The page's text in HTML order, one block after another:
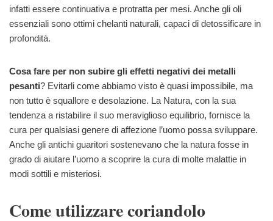
infatti essere continuativa e protratta per mesi. Anche gli oli
essenziali sono ottimi chelanti naturali, capaci di detossificare in
profondità.
Cosa fare per non subire gli effetti negativi dei metalli
pesanti? Evitarli come abbiamo visto è quasi impossibile, ma
non tutto è squallore e desolazione. La Natura, con la sua
tendenza a ristabilire il suo meraviglioso equilibrio, fornisce la
cura per qualsiasi genere di affezione l’uomo possa sviluppare.
Anche gli antichi guaritori sostenevano che la natura fosse in
grado di aiutare l’uomo a scoprire la cura di molte malattie in
modi sottili e misteriosi.
Come utilizzare coriandolo